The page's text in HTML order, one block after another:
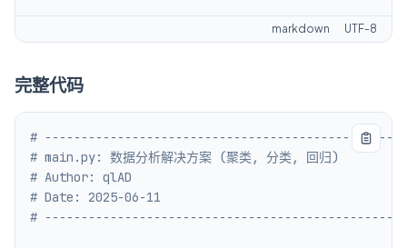
markdown UTF-8
完整代码
#
# main.py: 数据分析解决方案 (聚类, 分类, 回归)
# Author: qlAD
# Date: 2025-06-11
#